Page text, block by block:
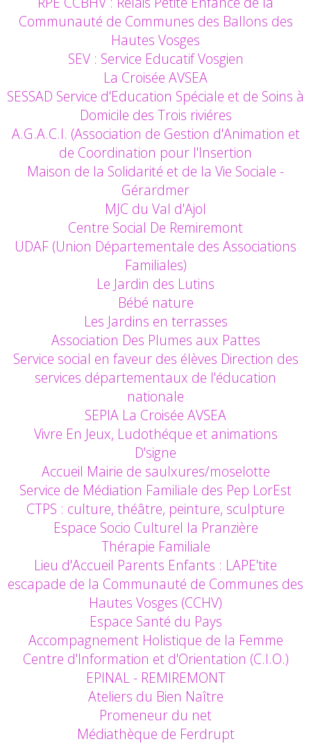
Communauté de Communes des Ballons des
Hautes Vosges
SEV : Service Educatif Vosgien
La Croisée AVSEA
SESSAD Service d'Education Spéciale et de Soins à
Domicile des Trois riviéres
A.G.A.C.I. (Association de Gestion d'Animation et
de Coordination pour l'Insertion
Maison de la Solidarité et de la Vie Sociale -
Gérardmer
MJC du Val d'Ajol
Centre Social De Remiremont
UDAF (Union Départementale des Associations
Familiales)
Le Jardin des Lutins
Bébé nature
Les Jardins en terrasses
Association Des Plumes aux Pattes
Service social en faveur des élèves Direction des
services départementaux de l'éducation
nationale
SEPIA La Croisée AVSEA
Vivre En Jeux, Ludothéque et animations
D'signe
Accueil Mairie de saulxures/moselotte
Service de Médiation Familiale des Pep LorEst
CTPS : culture, théâtre, peinture, sculpture
Espace Socio Culturel la Pranzière
Thérapie Familiale
Lieu d'Accueil Parents Enfants : LAPE'tite
escapade de la Communauté de Communes des
Hautes Vosges (CCHV)
Espace Santé du Pays
Accompagnement Holistique de la Femme
Centre d'Information et d'Orientation (C.I.O.)
EPINAL - REMIREMONT
Ateliers du Bien Naître
Promeneur du net
Médiathèque de Ferdrupt